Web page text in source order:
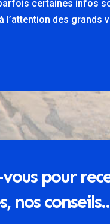
certaines infos
l’attention des grands
pour
nos